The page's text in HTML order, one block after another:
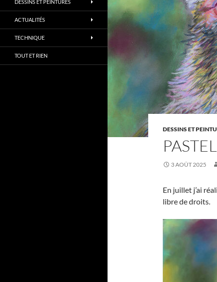
DESSINS ET
3 AOÛT 2025
En juillet j’ai
libre de droits.
DESSINS ET PEINTURES
ACTUALITÉS
TECHNIQUE
TOUT ET RIEN